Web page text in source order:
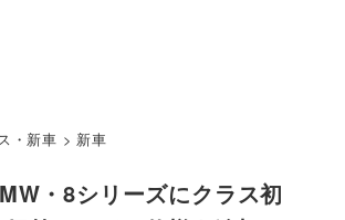
・新車 > 新車
・8シリーズにクラス初